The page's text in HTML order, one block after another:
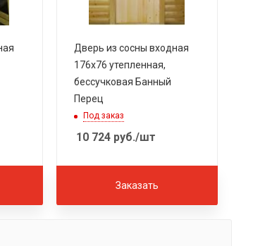
Дверь из сосны входная
176х76 утепленная,
бессучковая Банный
Перец
Под заказ
10 724руб./шт
Заказать